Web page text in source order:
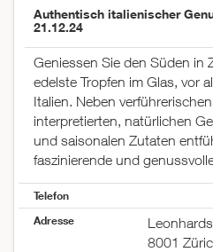
Authentisch italienischer
21.12.24
Geniessen Sie den Süden in
edelste Tropfen im Glas, vor
Italien. Neben
interpretierten, natürlichen
und saisonalen Zutaten
faszinierende und
Telefon
Adresse
8001